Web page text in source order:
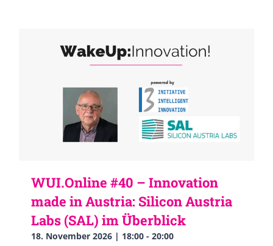
WUI.Online #40 – Innovation
made in Austria: Silicon Austria
Labs (SAL) im Überblick
18. November 2026 | 18:00 - 20:00